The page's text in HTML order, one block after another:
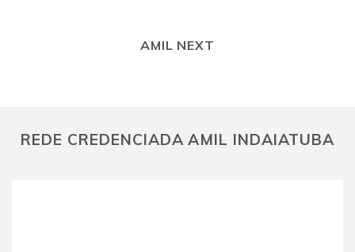
AMIL NEXT
REDE CREDENCIADA AMIL INDAIATUBA